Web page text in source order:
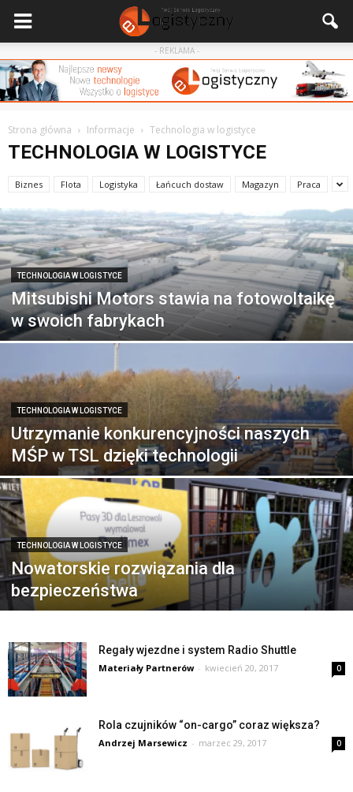
- REKLAMA -
Strona główna Informacje Technologia w logistyce
TECHNOLOGIA W LOGISTYCE
Biznes Flota Logistyka Łańcuch dostaw Magazyn Praca
TECHNOLOGIA W LOGISTYCE
Mitsubishi Motors stawia na fotowoltaikę
w swoich fabrykach
TECHNOLOGIA W LOGISTYCE
Utrzymanie konkurencyjności naszych
MŚP w TSL dzięki technologii
TECHNOLOGIA W LOGISTYCE
Nowatorskie rozwiązania dla
bezpieczeństwa
Regały wjezdne i system Radio Shuttle
Materiały Partnerów - kwiecień 20, 2017 0
Rola czujników “on-cargo” coraz większa?
Andrzej Marsewicz - marzec 29, 2017 0